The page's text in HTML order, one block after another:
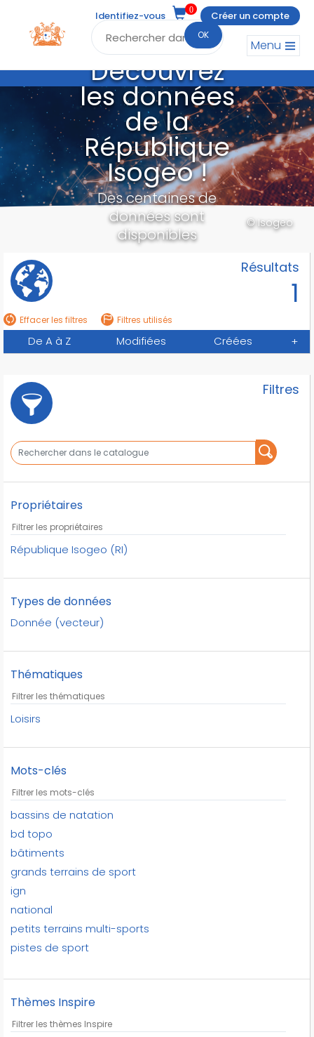
OK
Menu
Identifiez-vous
0
Créer un compte
Découvrez
les données
de la
République
Isogeo !
Des centaines de
données sont
disponibles
© Isogeo
Résultats
1
Effacer les filtres Filtres utilisés
De A à Z Modifiées Créées +
Filtres
Propriétaires
République Isogeo (RI)
Types de données
Donnée (vecteur)
Thématiques
Loisirs
Mots-clés
bassins de natation
bd topo
bâtiments
grands terrains de sport
ign
national
petits terrains multi-sports
pistes de sport
terrains de sport
terrains de tennis
Thèmes Inspire